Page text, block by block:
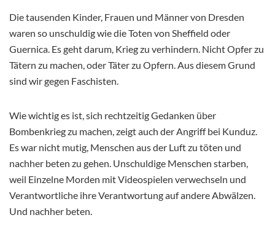
Die tausenden Kinder, Frauen und Männer von Dresden
waren so unschuldig wie die Toten von Sheffield oder
Guernica. Es geht darum, Krieg zu verhindern. Nicht Opfer zu
Tätern zu machen, oder Täter zu Opfern. Aus diesem Grund
sind wir gegen Faschisten.
Wie wichtig es ist, sich rechtzeitig Gedanken über
Bombenkrieg zu machen, zeigt auch der Angriff bei Kunduz.
Es war nicht mutig, Menschen aus der Luft zu töten und
nachher beten zu gehen. Unschuldige Menschen starben,
weil Einzelne Morden mit Videospielen verwechseln und
Verantwortliche ihre Verantwortung auf andere Abwälzen.
Und nachher beten.